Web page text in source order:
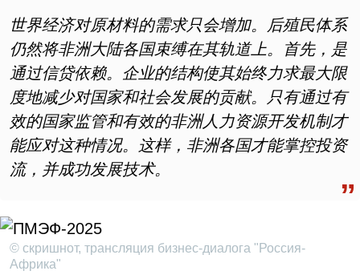
世界经济对原材料的需求只会增加。后殖民体系
仍然将非洲大陆各国束缚在其轨道上。首先，是
通过信贷依赖。企业的结构使其始终力求最大限
度地减少对国家和社会发展的贡献。只有通过有
效的国家监管和有效的非洲人力资源开发机制才
能应对这种情况。这样，非洲各国才能掌控投资
流，并成功发展技术。
© скришнот, трансляция бизнес-диалога "Россия-
Африка"